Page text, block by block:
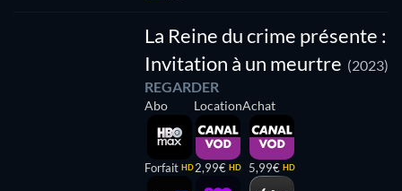
La Reine du crime présente :
Invitation à un meurtre (2023)
REGARDER
Abo
Forfait HD
Location
2,99€ HD
Achat
5,99€ HD